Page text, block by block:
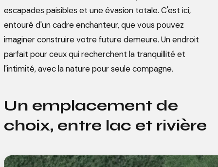
escapades paisibles et une évasion totale. C'est ici,
entouré d'un cadre enchanteur, que vous pouvez
imaginer construire votre future demeure. Un endroit
parfait pour ceux qui recherchent la tranquillité et
l'intimité, avec la nature pour seule compagne.
Un emplacement de
choix, entre lac et rivière